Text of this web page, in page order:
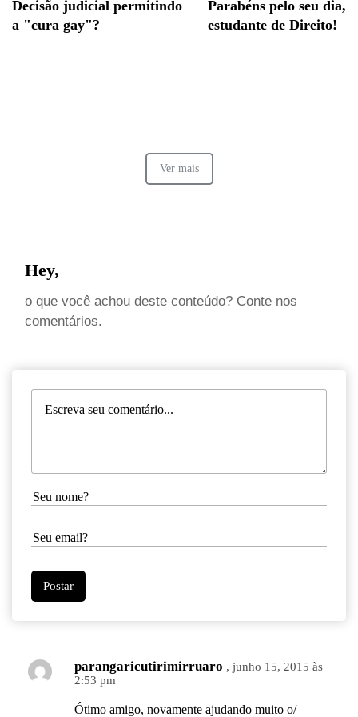
Decisão judicial permitindo
a "cura gay"?
Parabéns pelo seu dia,
estudante de Direito!
Ver mais
Hey,
o que você achou deste conteúdo? Conte nos
comentários.
parangaricutirimirruaro , junho 15, 2015 às
2:53 pm
Ótimo amigo, novamente ajudando muito o/